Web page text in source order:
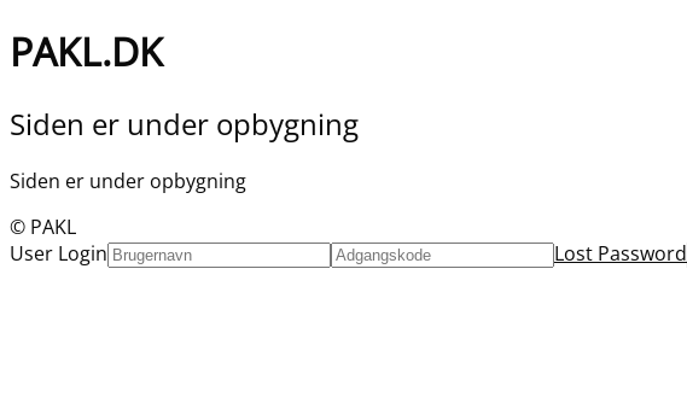
PAKL.DK
Siden er under opbygning
Siden er under opbygning
© PAKL
User Login
Lost Password